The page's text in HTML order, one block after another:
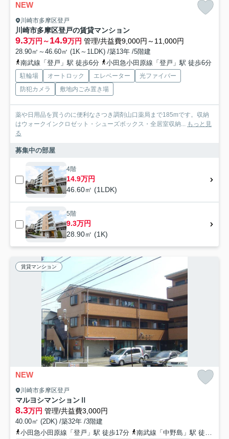
NEW
川崎市多摩区登戸
川崎市多摩区登戸の賃貸マンション
9.3万円～14.9万円 管理/共益費9,000円～11,000円
28.90㎡～46.60㎡ (1K～1LDK) /築13年 /5階建
南武線「登戸」駅 徒歩6分
小田急小田原線「登戸」駅 徒歩6分
駐輪場 オートロック エレベーター
光ファイバー
防犯カメラ
敷地内ごみ置き場
薬や日用品を買うのに便利なさつき調剤山口薬局まで185mです。収納
はウォークインクロゼット・シューズボックス・全居室収納... もっと見
る
募集中の部屋
4階
14.9万円
46.60㎡ (1LDK)
5階
9.3万円
28.90㎡ (1K)
賃貸マンション
NEW
川崎市多摩区登戸
マルヨシマンションⅡ
8.3万円 管理/共益費3,000円
40.00㎡ (2DK) /築32年 /3階建
小田急小田原線「登戸」駅 徒歩17分
南武線「中野島」駅 徒歩15分